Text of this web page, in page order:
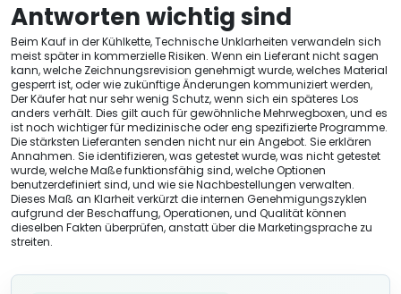
Antworten wichtig sind
Beim Kauf in der Kühlkette, Technische Unklarheiten verwandeln sich
meist später in kommerzielle Risiken. Wenn ein Lieferant nicht sagen
kann, welche Zeichnungsrevision genehmigt wurde, welches Material
gesperrt ist, oder wie zukünftige Änderungen kommuniziert werden,
Der Käufer hat nur sehr wenig Schutz, wenn sich ein späteres Los
anders verhält. Dies gilt auch für gewöhnliche Mehrwegboxen, und es
ist noch wichtiger für medizinische oder eng spezifizierte Programme.
Die stärksten Lieferanten senden nicht nur ein Angebot. Sie erklären
Annahmen. Sie identifizieren, was getestet wurde, was nicht getestet
wurde, welche Maße funktionsfähig sind, welche Optionen
benutzerdefiniert sind, und wie sie Nachbestellungen verwalten.
Dieses Maß an Klarheit verkürzt die internen Genehmigungszyklen
aufgrund der Beschaffung, Operationen, und Qualität können
dieselben Fakten überprüfen, anstatt über die Marketingsprache zu
streiten.